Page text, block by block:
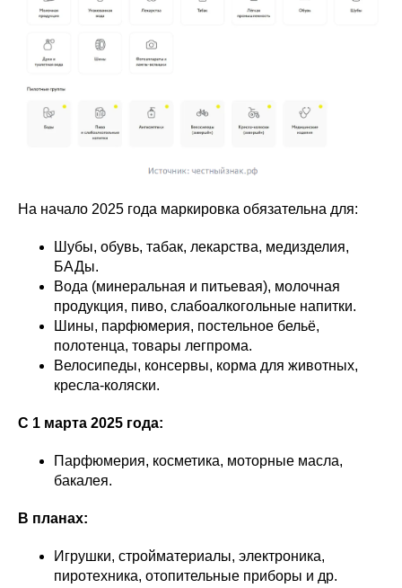
На начало 2025 года маркировка обязательна для:
Шубы, обувь, табак, лекарства, медизделия,
БАДы.
Вода (минеральная и питьевая), молочная
продукция, пиво, слабоалкогольные напитки.
Шины, парфюмерия, постельное бельё,
полотенца, товары легпрома.
Велосипеды, консервы, корма для животных,
кресла-коляски.
С 1 марта 2025 года:
Парфюмерия, косметика, моторные масла,
бакалея.
В планах:
Игрушки, стройматериалы, электроника,
пиротехника, отопительные приборы и др.